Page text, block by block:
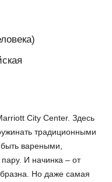
City Center. Здесь
традиционными
вареными,
И начинка – от
Но даже самая